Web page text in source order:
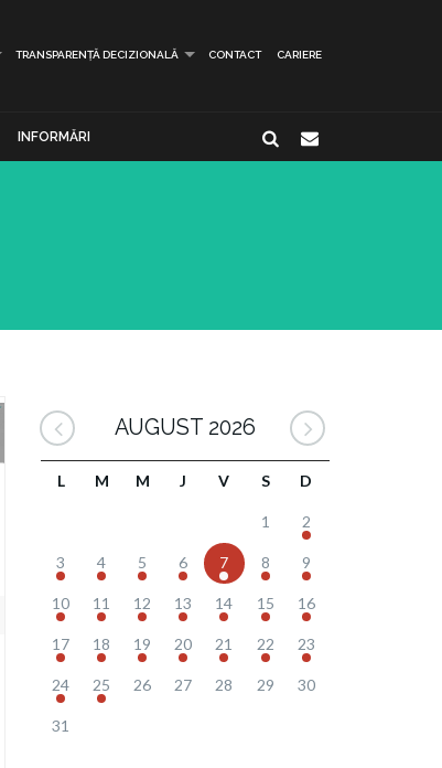
TRANSPARENȚĂ DECIZIONALĂ CONTACT CARIERE
INFORMĂRI
AUGUST 2026
L M M J V S D
1 2
3 4 5 6 7 8 9
10 11 12 13 14 15 16
17 18 19 20 21 22 23
24 25 26 27 28 29 30
31